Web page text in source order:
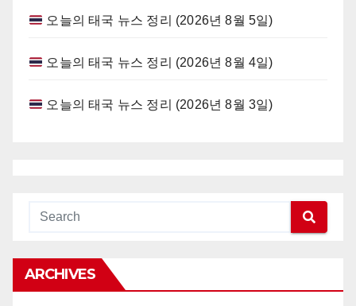
오늘의 태국 뉴스 정리 (2026년 8월 5일)
오늘의 태국 뉴스 정리 (2026년 8월 4일)
오늘의 태국 뉴스 정리 (2026년 8월 3일)
ARCHIVES